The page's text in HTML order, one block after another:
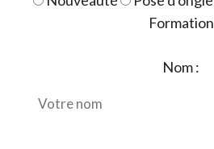
Formation
Nom :